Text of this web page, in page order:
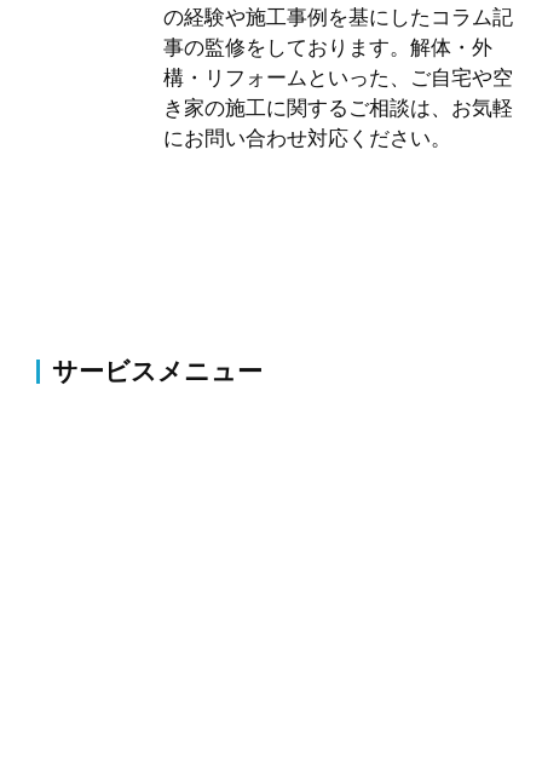
の経験や施工事例を基にしたコラム記
事の監修をしております。解体・外
構・リフォームといった、ご自宅や空
き家の施工に関するご相談は、お気軽
にお問い合わせ対応ください。
サービスメニュー